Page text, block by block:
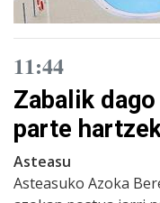
11:44
Zabalik
parte
Asteasu
Asteasuko Azoka